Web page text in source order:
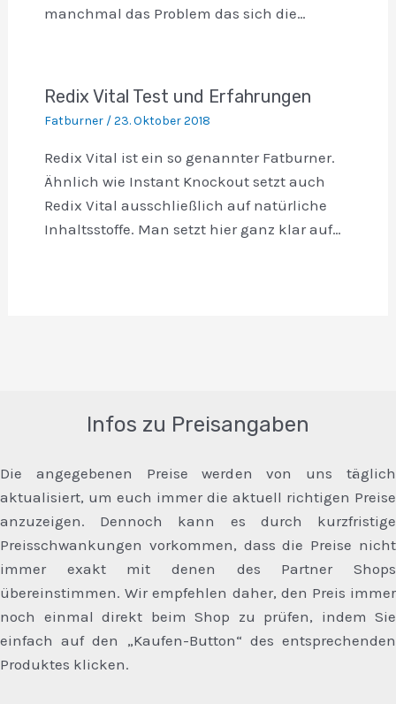
manchmal das Problem das sich die…
Redix Vital Test und Erfahrungen
Fatburner/23. Oktober 2018
Redix Vital ist ein so genannter Fatburner.
Ähnlich wie Instant Knockout setzt auch
Redix Vital ausschließlich auf natürliche
Inhaltsstoffe. Man setzt hier ganz klar auf…
Infos zu Preisangaben
Die angegebenen Preise werden von uns täglich
aktualisiert, um euch immer die aktuell richtigen Preise
anzuzeigen. Dennoch kann es durch kurzfristige
Preisschwankungen vorkommen, dass die Preise nicht
immer exakt mit denen des Partner Shops
übereinstimmen. Wir empfehlen daher, den Preis immer
noch einmal direkt beim Shop zu prüfen, indem Sie
einfach auf den „Kaufen-Button“ des entsprechenden
Produktes klicken.